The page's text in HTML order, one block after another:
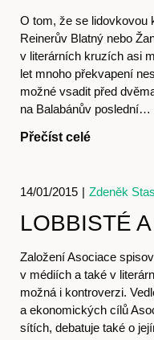
O tom, že se lidovkovou
Reinerův Blatný nebo
v literárních kruzích asi
let mnoho překvapení
možné vsadit před
na Balabánův poslední…
Přečíst celé
14/01/2015 | Zdeněk
LOBBISTÉ
Založení Asociace
v médiích a také v
možná i kontroverzi.
a ekonomických cílů
sítích, debatuje také o